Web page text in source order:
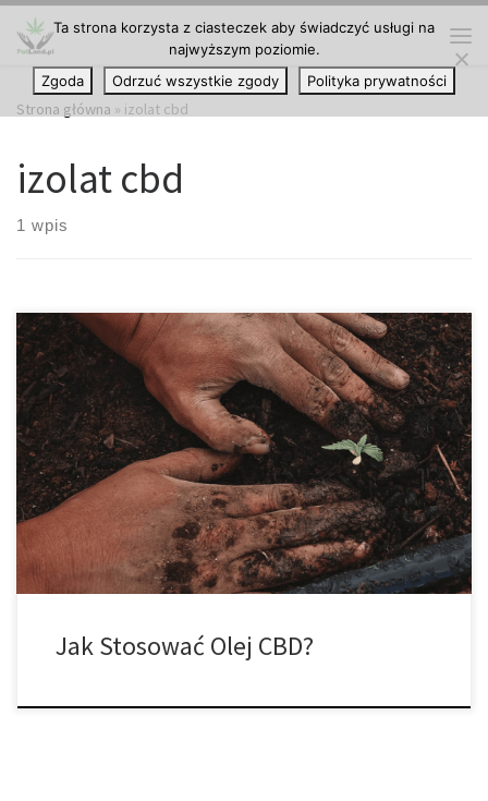
Przejdź do treści
Strona główna » izolat cbd
izolat cbd
1 wpis
Od pokoleń ludzie polegali na środkach farmaceutycznych, takich
jak acetaminofen, ibuprofen, a nawet na czymś tak
niebezpiecznym i uzależniającym jak opioidy na receptę. Jednak
coraz więcej osób decyduje się zamiast tego używać konopi
indyjskich jako leku. Istotną i często pomijaną […]
Jak Stosować Olej CBD?
Ta strona korzysta z ciasteczek aby świadczyć usługi na
najwyższym poziomie.
Zgoda
Odrzuć wszystkie zgody Polityka prywatności